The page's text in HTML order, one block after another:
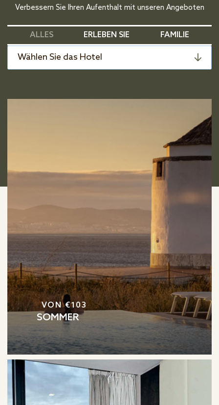
Verbessern Sie Ihren Aufenthalt mit unseren Angeboten
ALLES ERLEBEN SIE FAMILIE
Wählen Sie das Hotel
VON €103
SOMMER